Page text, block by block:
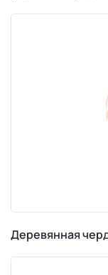
Деревянная